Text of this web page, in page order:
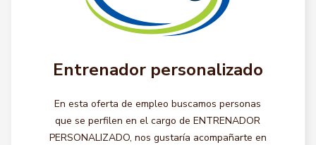
Entrenador personalizado
En esta oferta de empleo buscamos personas
que se perfilen en el cargo de ENTRENADOR
PERSONALIZADO, nos gustaría acompañarte en